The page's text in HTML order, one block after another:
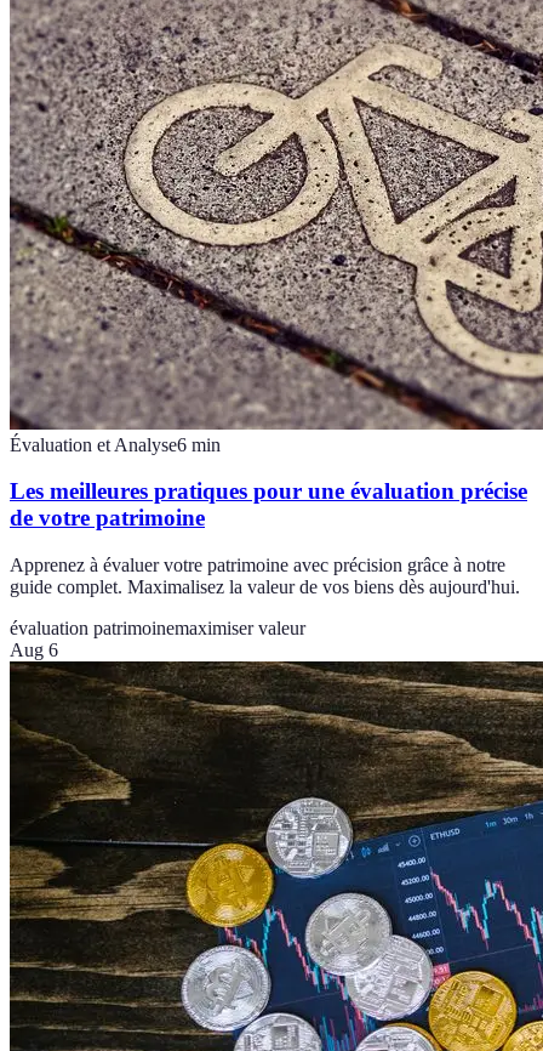
Évaluation et Analyse6 min
Les meilleures pratiques pour une évaluation précise
de votre patrimoine
Apprenez à évaluer votre patrimoine avec précision grâce à notre
guide complet. Maximalisez la valeur de vos biens dès aujourd'hui.
évaluation patrimoinemaximiser valeur
Aug 6